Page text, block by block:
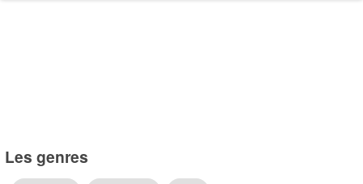
Les genres